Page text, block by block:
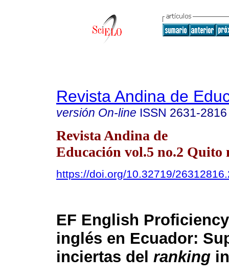
Revista Andina de
versión On-line ISSN 2631-2816
Revista Andina de
Educación vol.5 no.2 Quito
https://doi.org/10.32719/
EF English
inglés en Ecuador:
inciertas del ranking